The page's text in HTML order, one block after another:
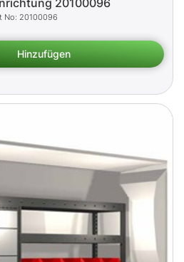
20100096
20100096